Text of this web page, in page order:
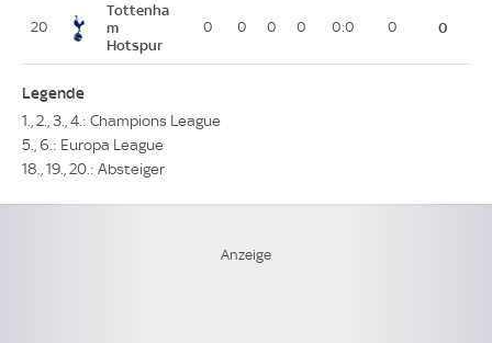
20
Tottenha
m
Hotspur
0 0 0 0 0:0 0 0
Legende
1., 2., 3., 4.: Champions League
5., 6.: Europa League
18., 19., 20.: Absteiger